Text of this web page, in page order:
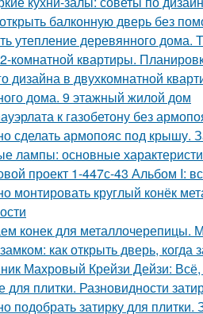
балконную дверь без
утепление деревянного
комнатной квартиры.
дизайна в двухкомнатной
дома. 9 этажный жилой дом
к газобетону без
сделать армопояс под
лампы: основные
проект 1-447с-43 Альбом I:
монтировать круглый конёк
конек для металлочерепицы.
как открыть дверь, когда
Махровый Крейзи Дейзи: Всё,
для плитки. Разновидности
подобрать затирку для плитки.